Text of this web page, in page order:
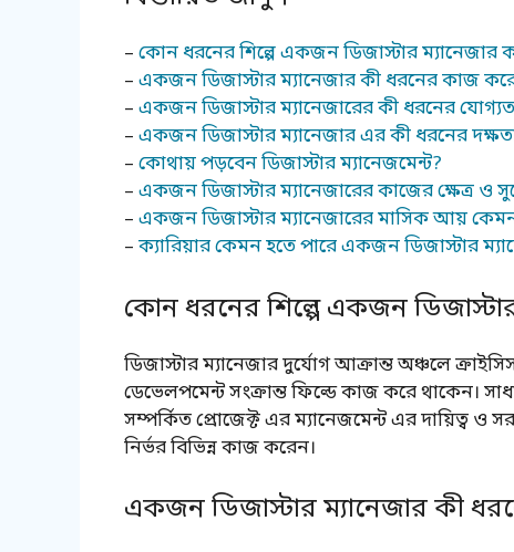
– কোন ধরনের শিল্পে একজন ডিজাস্টার ম্যানেজার
– একজন ডিজাস্টার ম্যানেজার কী ধরনের কাজ
– একজন ডিজাস্টার ম্যানেজারের কী ধরনের
– একজন ডিজাস্টার ম্যানেজার এর কী ধরনের
– কোথায় পড়বেন ডিজাস্টার ম্যানেজমেন্ট?
– একজন ডিজাস্টার ম্যানেজারের কাজের ক্ষেত্র ও
– একজন ডিজাস্টার ম্যানেজারের মাসিক আয়
– ক্যারিয়ার কেমন হতে পারে একজন ডিজাস্টার
কোন ধরনের শিল্পে একজন
ডিজাস্টার ম্যানেজার দুর্যোগ আক্রান্ত অঞ্চলে
ডেভেলপমেন্ট সংক্রান্ত ফিল্ডে কাজ করে থাকেন।
সম্পর্কিত প্রোজেক্ট এর ম্যানেজমেন্ট এর দায়িত্ব ও
নির্ভর বিভিন্ন কাজ করেন।
একজন ডিজাস্টার ম্যানেজার কী